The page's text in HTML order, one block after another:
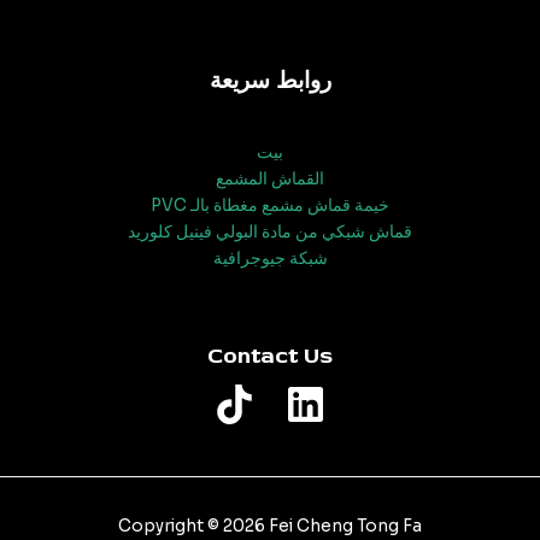
روابط سريعة
بيت
القماش المشمع
خيمة قماش مشمع مغطاة بالـ PVC
قماش شبكي من مادة البولي فينيل كلوريد
شبكة جيوجرافية
Contact Us
Copyright © 2026 Fei Cheng Tong Fa